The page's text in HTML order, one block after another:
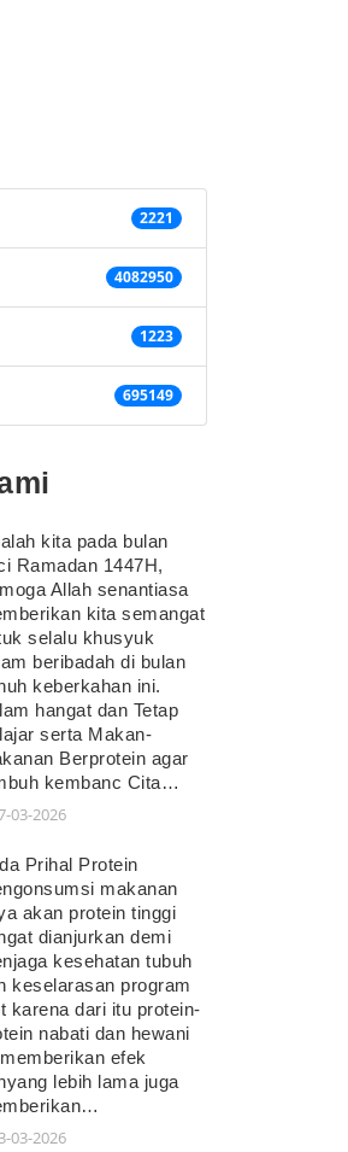
2221
4082950
1223
695149
kita pada bulan
Ramadan 1447H,
Allah senantiasa
kita semangat
selalu khusyuk
beribadah di bulan
keberkahan ini.
hangat dan Tetap
serta Makan-
Berprotein agar
kembanc Cita…
03-2026
Prihal Protein
makanan
akan protein tinggi
dianjurkan demi
kesehatan tubuh
keselarasan program
karena dari itu protein-
nabati dan hewani
efek
lebih lama juga
03-2026